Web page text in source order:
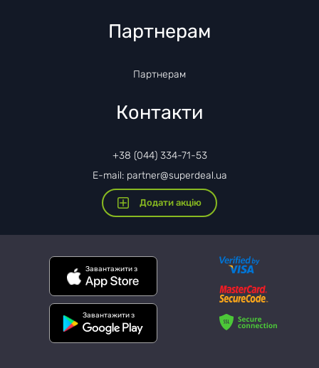
Партнерам
Партнерам
Контакти
+38 (044) 334-71-53
E-mail: partner@superdeal.ua
Додати акцію
Завантажити з
Завантажити з